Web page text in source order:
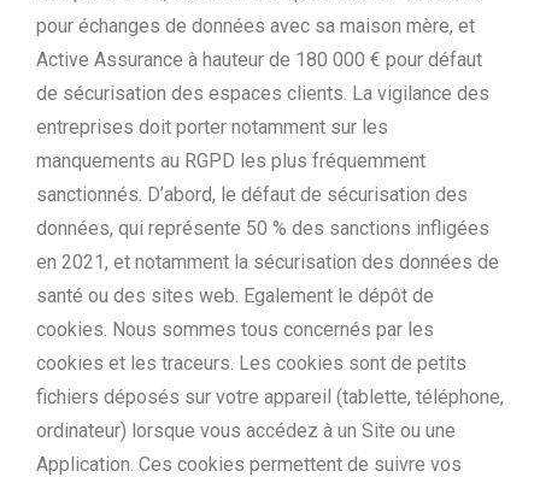
pour échanges de données avec sa maison mère, et
Active Assurance à hauteur de 180 000 € pour défaut
de sécurisation des espaces clients. La vigilance des
entreprises doit porter notamment sur les
manquements au RGPD les plus fréquemment
sanctionnés. D’abord, le défaut de sécurisation des
données, qui représente 50 % des sanctions infligées
en 2021, et notamment la sécurisation des données de
santé ou des sites web. Egalement le dépôt de
cookies. Nous sommes tous concernés par les
cookies et les traceurs. Les cookies sont de petits
fichiers déposés sur votre appareil (tablette, téléphone,
ordinateur) lorsque vous accédez à un Site ou une
Application. Ces cookies permettent de suivre vos